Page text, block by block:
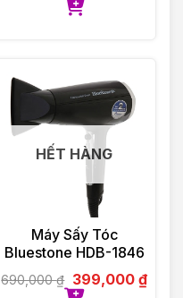
HẾT HÀNG
Máy Sấy Tóc
Bluestone HDB-1846
690,000₫ 399,000 ₫